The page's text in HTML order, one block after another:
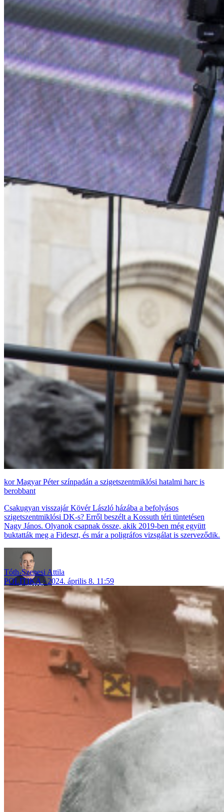
Magyar Péter színpadán a szigetszentmiklósi hatalmi harc is
berobbant
Csakugyan visszajár Kövér László házába a befolyásos
szigetszentmiklósi DK-s? Erről beszélt a Kossuth téri tüntetésen
Nagy János. Olyanok csapnak össze, akik 2019-ben még együtt
buktatták meg a Fideszt, és már a poligráfos vizsgálat is szerveződik.
Tóth-Szenesi Attila
POLITIKA
2024. április 8. 11:59